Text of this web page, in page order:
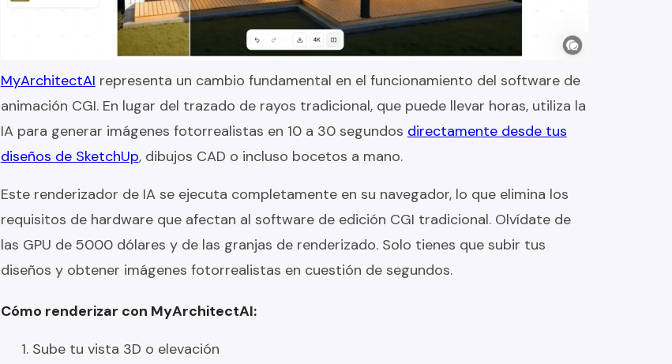
MyArchitectAI representa un cambio fundamental en el funcionamiento del software de
animación CGI. En lugar del trazado de rayos tradicional, que puede llevar horas, utiliza la
IA para generar imágenes fotorrealistas en 10 a 30 segundos directamente desde tus
diseños de SketchUp, dibujos CAD o incluso bocetos a mano.
Este renderizador de IA se ejecuta completamente en su navegador, lo que elimina los
requisitos de hardware que afectan al software de edición CGI tradicional. Olvídate de
las GPU de 5000 dólares y de las granjas de renderizado. Solo tienes que subir tus
diseños y obtener imágenes fotorrealistas en cuestión de segundos.
Cómo renderizar con MyArchitectAI:
Sube tu vista 3D o elevación